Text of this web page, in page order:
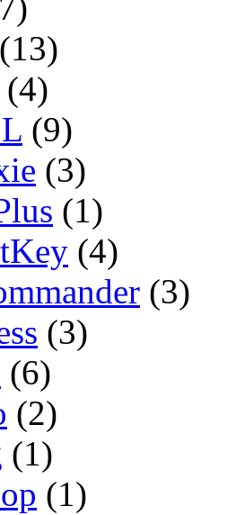
(13)
(4)
(9)
(3)
(1)
(4)
(3)
(3)
(6)
(2)
(1)
(1)